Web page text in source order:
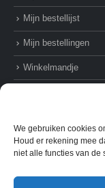
We gebruiken cookies
Houd er rekening mee
niet alle functies van de
Mijn bestellijst
Mijn bestellingen
Winkelmandje
© AZ-Supplies. 2022. All